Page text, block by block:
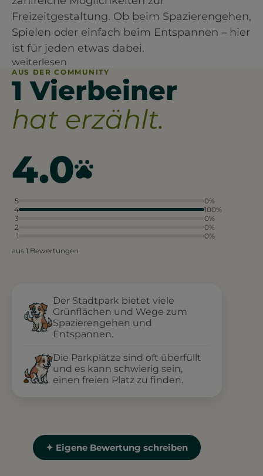
Freizeitgestaltung. Ob beim Spazierengehen,
Spielen oder einfach beim Entspannen – hier
ist für jeden etwas dabei.
weiterlesen
AUS DER COMMUNITY
1 Vierbeiner
hat erzählt.
4.0
5
0%
4
100%
3
0%
2
0%
1
0%
aus 1 Bewertungen
Der Stadtpark bietet viele
Grünflächen und Wege zum
Spazierengehen und
Entspannen.
Die Parkplätze sind oft überfüllt
und es kann schwierig sein,
einen freien Platz zu finden.
✦ Eigene Bewertung schreiben